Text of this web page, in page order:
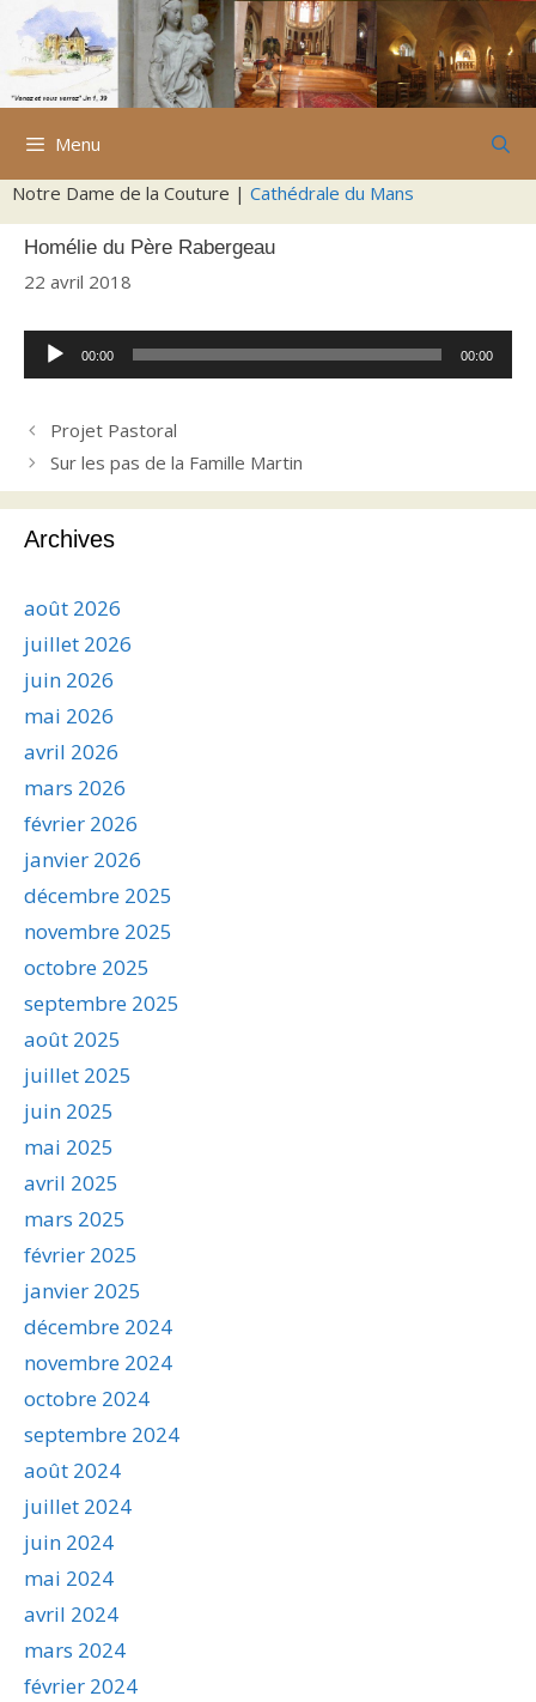
Aller
contenu
Menu
Notre Dame de la Couture | Cathédrale du Mans
Homélie du Père Rabergeau
22 avril 2018
Lecteur
audio
00:00 00:00
Projet Pastoral
Sur les pas de la Famille Martin
Archives
août 2026
juillet 2026
juin 2026
mai 2026
avril 2026
mars 2026
février 2026
janvier 2026
décembre 2025
novembre 2025
octobre 2025
septembre 2025
août 2025
juillet 2025
juin 2025
mai 2025
avril 2025
mars 2025
février 2025
janvier 2025
décembre 2024
novembre 2024
octobre 2024
septembre 2024
août 2024
juillet 2024
juin 2024
mai 2024
avril 2024
mars 2024
février 2024